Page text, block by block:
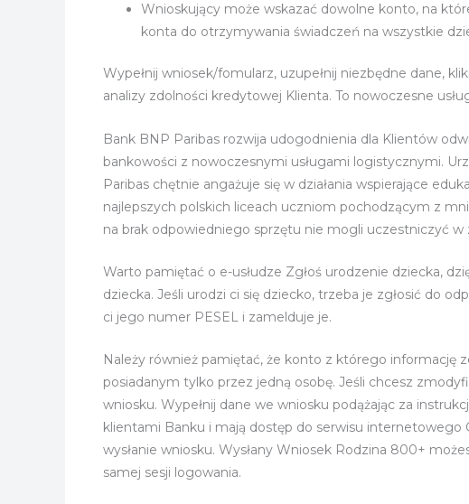
Wnioskujący może wskazać dowolne konto, na
konta do otrzymywania świadczeń na wszystkie
Wypełnij wniosek/fomularz, uzupełnij niezbędne dane,
analizy zdolności kredytowej Klienta. To nowoczesne
Bank BNP Paribas rozwija udogodnienia dla Klientów
bankowości z nowoczesnymi usługami logistycznymi.
Paribas chętnie angażuje się w działania wspierające
najlepszych polskich liceach uczniom pochodzącym z
na brak odpowiedniego sprzętu nie mogli uczestniczyć w
Warto pamiętać o e-usłudze Zgłoś urodzenie dziecka,
dziecka. Jeśli urodzi ci się dziecko, trzeba je zgłosić do
ci jego numer PESEL i zamelduje je.
Należy również pamiętać, że konto z którego
posiadanym tylko przez jedną osobę. Jeśli chcesz
wniosku. Wypełnij dane we wniosku podążając za
klientami Banku i mają dostęp do serwisu internetowego
wysłanie wniosku. Wysłany Wniosek Rodzina 800+
samej sesji logowania.